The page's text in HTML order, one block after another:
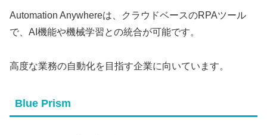
Automation Anywhereは、クラウドベースのRPAツール
で、AI機能や機械学習との統合が可能です。
高度な業務の自動化を目指す企業に向いています。
Blue Prism